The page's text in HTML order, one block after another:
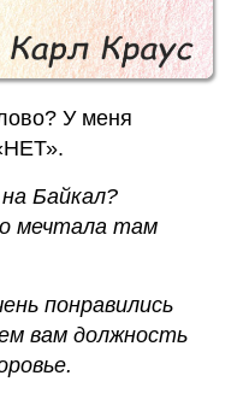
У меня
Байкал?
мечтала там
понравились
вам должность